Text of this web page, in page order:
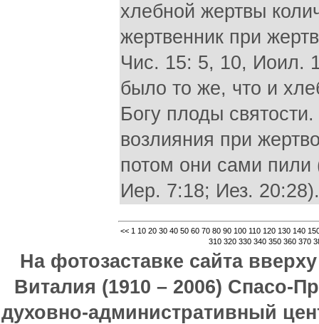
хлебной жертвы
жертвенник при
Чис. 15: 5, 10, Иоил.
было то же, что и
Богу плоды
возлияния при
потом они сами
Иер. 7:18; Иез. 20:28).
<< 1 10 20 30 40 50 60 70 80 90 100 110 120 130 140
310 320 330 340 350 360 370
На фотозаставке сайта
Виталия (1910 – 2006) Спасо-
духовно-административный